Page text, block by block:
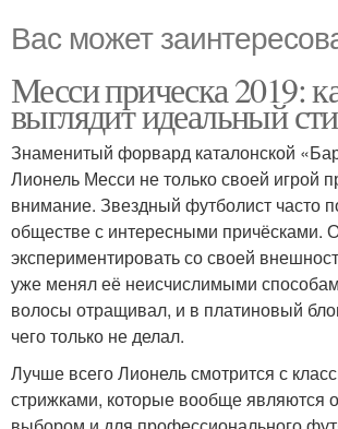
Вас может
Месси прическа 2019:
выглядит идеальный
Знаменитый форвард каталонской
Лионель Месси не только своей игрой
внимание. Звездный футболист часто
обществе с интересными причёсками.
экспериментировать со своей
уже менял её неисчислимыми
волосы отращивал, и в платиновый
чего только не делал.
Лучше всего Лионель смотрится с
стрижками, которые вообще являются